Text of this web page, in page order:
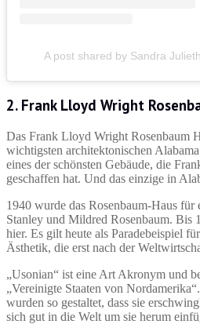
A post shared by Sandra
2. Frank Lloyd Wright
Das Frank Lloyd Wright Rosenbaum
wichtigsten architektonischen
eines der schönsten Gebäude, die
geschaffen hat. Und das einzige in
1940 wurde das Rosenbaum-Haus für
Stanley und Mildred Rosenbaum. Bis
hier. Es gilt heute als Paradebeispiel
Ästhetik, die erst nach der
„Usonian“ ist eine Art Akronym und
„Vereinigte Staaten von
wurden so gestaltet, dass sie
sich gut in die Welt um sie herum